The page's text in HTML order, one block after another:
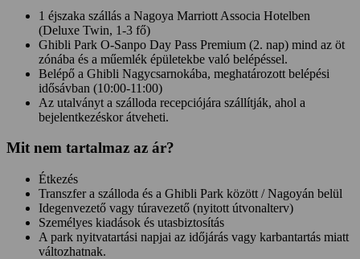
1 éjszaka szállás a Nagoya Marriott Associa Hotelben
(Deluxe Twin, 1-3 fő)
Ghibli Park O-Sanpo Day Pass Premium (2. nap) mind az öt
zónába és a műemlék épületekbe való belépéssel.
Belépő a Ghibli Nagycsarnokába, meghatározott belépési
idősávban (10:00-11:00)
Az utalványt a szálloda recepciójára szállítják, ahol a
bejelentkezéskor átveheti.
Mit nem tartalmaz az ár?
Étkezés
Transzfer a szálloda és a Ghibli Park között / Nagoyán belül
Idegenvezető vagy túravezető (nyitott útvonalterv)
Személyes kiadások és utasbiztosítás
A park nyitvatartási napjai az időjárás vagy karbantartás miatt
változhatnak.